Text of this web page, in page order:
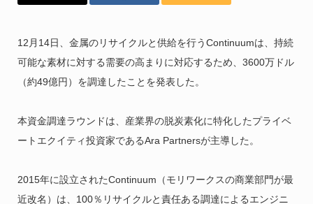
12月14日、金属のリサイクルと供給を行うContinuumは、持続
可能な素材に対する需要の高まりに対応するため、3600万ドル
（約49億円）を調達したことを発表した。
本資金調達ラウンドは、産業界の脱炭素化に特化したプライベ
ートエクイティ投資家であるAra Partnersが主導した。
2015年に設立されたContinuum（モリワークスの商業部門が最
近改名）は、100％リサイクルと責任ある調達によるエンジニ